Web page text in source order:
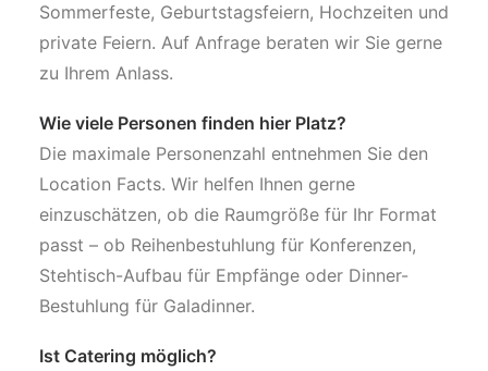
Sommerfeste, Geburtstagsfeiern, Hochzeiten und
private Feiern. Auf Anfrage beraten wir Sie gerne
zu Ihrem Anlass.
Wie viele Personen finden hier Platz?
Die maximale Personenzahl entnehmen Sie den
Location Facts. Wir helfen Ihnen gerne
einzuschätzen, ob die Raumgröße für Ihr Format
passt – ob Reihenbestuhlung für Konferenzen,
Stehtisch-Aufbau für Empfänge oder Dinner-
Bestuhlung für Galadinner.
Ist Catering möglich?